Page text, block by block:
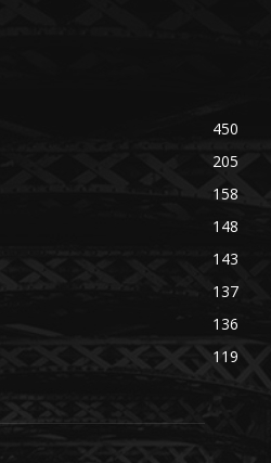
450
205
158
148
143
137
136
119